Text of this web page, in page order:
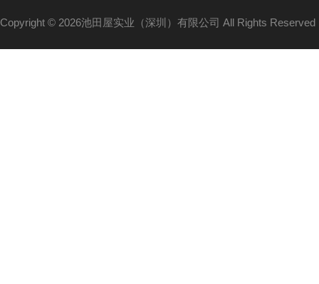
Copyright © 2026池田屋实业（深圳）有限公司 All Rights